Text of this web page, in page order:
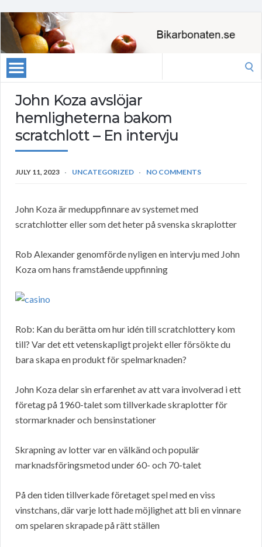
John Koza avslöjar
hemligheterna bakom
scratchlott – En intervju
JULY 11, 2023 UNCATEGORIZED NO COMMENTS
John Koza är meduppfinnare av systemet med
scratchlotter eller som det heter på svenska skraplotter
Rob Alexander genomförde nyligen en intervju med John
Koza om hans framstående uppfinning
Rob: Kan du berätta om hur idén till scratchlottery kom
till? Var det ett vetenskapligt projekt eller försökte du
bara skapa en produkt för spelmarknaden?
John Koza delar sin erfarenhet av att vara involverad i ett
företag på 1960-talet som tillverkade skraplotter för
stormarknader och bensinstationer
Skrapning av lotter var en välkänd och populär
marknadsföringsmetod under 60- och 70-talet
På den tiden tillverkade företaget spel med en viss
vinstchans, där varje lott hade möjlighet att bli en vinnare
om spelaren skrapade på rätt ställen